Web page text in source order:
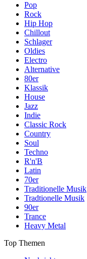
Pop
Rock
Hip Hop
Chillout
Schlager
Oldies
Electro
Alternative
80er
Klassik
House
Jazz
Indie
Classic Rock
Country
Soul
Techno
R'n'B
Latin
70er
Traditionelle Musik
Tradtionelle Musik
90er
Trance
Heavy Metal
Top Themen